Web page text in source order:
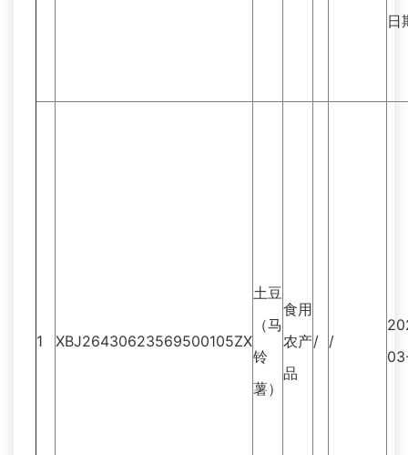
日
1 XBJ26430623569500105ZX
土豆
（马
铃
薯）
食用
农产
品
/ /